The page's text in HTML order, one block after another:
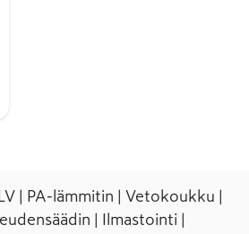
| PA-lämmitin | Vetokoukku |
| Ilmastointi |